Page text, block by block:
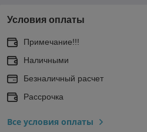
Условия оплаты
Примечание!!!
Наличными
Безналичный расчет
Рассрочка
Все условия оплаты